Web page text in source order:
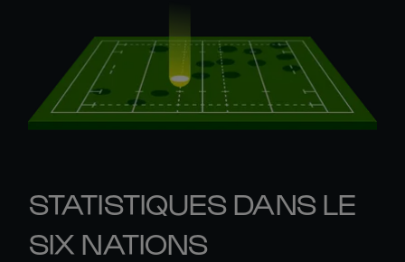
STATISTIQUES DANS LE
SIX NATIONS